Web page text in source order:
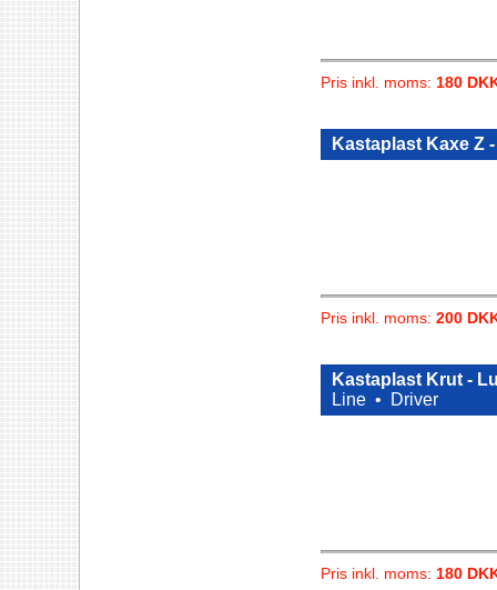
Pris inkl. moms: 180
Kastaplast Kaxe Z
Pris inkl. moms: 200
Kastaplast Krut -
Line •
Driver
Pris inkl. moms: 180